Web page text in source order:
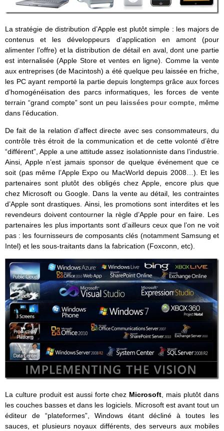
La stratégie de distribution d’Apple est plutôt simple : les majors de
contenus et les développeurs d’application en amont (pour
alimenter l’offre) et la distribution de détail en aval, dont une partie
est internalisée (Apple Store et ventes en ligne). Comme la vente
aux entreprises (de Macintosh) a été quelque peu laissée en friche,
les PC ayant remporté la partie depuis longtemps grâce aux forces
d’homogénéisation des parcs informatiques, les forces de vente
terrain “grand compte” sont un peu laissées pour compte , même
dans l’éducation.
De fait de la relation d’affect directe avec ses consommateurs, du
contrôle très étroit de la communication et de cette volonté d’être
“différent”, Apple a une attitude assez isolationniste dans l’industrie.
Ainsi, Apple n’est jamais sponsor de quelque événement que ce
soit (pas même l’Apple Expo ou MacWorld depuis 2008…). Et les
partenaires sont plutôt des obligés chez Apple, encore plus que
chez Microsoft ou Google. Dans la vente au détail, les contraintes
d’Apple sont drastiques. Ainsi, les promotions sont interdites et les
revendeurs doivent contourner la règle d’Apple pour en faire. Les
partenaires les plus importants sont d’ailleurs ceux que l’on ne voit
pas : les fournisseurs de composants clés (notamment Samsung et
Intel) et les sous-traitants dans la fabrication (Foxconn, etc).
La culture produit est aussi forte chez Microsoft , mais plutôt dans
les couches basses et dans les logiciels. Microsoft est avant tout un
éditeur de “plateformes”, Windows étant décliné à toutes les
sauces, et plusieurs noyaux différents, des serveurs aux mobiles